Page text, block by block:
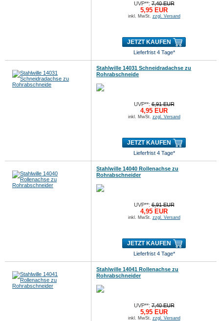
UVP**:7,40 EUR
5,95 EUR
inkl. MwSt. zzgl. Versand
JETZT KAUFEN
Lieferfrist 4 Tage*
Stahlwille 14031 Schneidradachse zu
Rohrabschneide
UVP**:6,91 EUR
4,95 EUR
inkl. MwSt. zzgl. Versand
JETZT KAUFEN
Lieferfrist 4 Tage*
Stahlwille 14040 Rollenachse zu
Rohrabschneider
UVP**:6,91 EUR
4,95 EUR
inkl. MwSt. zzgl. Versand
JETZT KAUFEN
Lieferfrist 4 Tage*
Stahlwille 14041 Rollenachse zu
Rohrabschneider
UVP**:7,40 EUR
5,95 EUR
inkl. MwSt. zzgl. Versand